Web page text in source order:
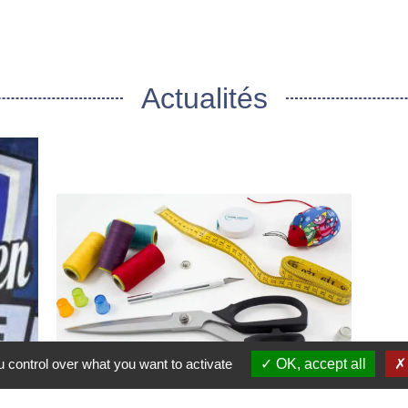
Actualités
over what you want to activate OK, accept all